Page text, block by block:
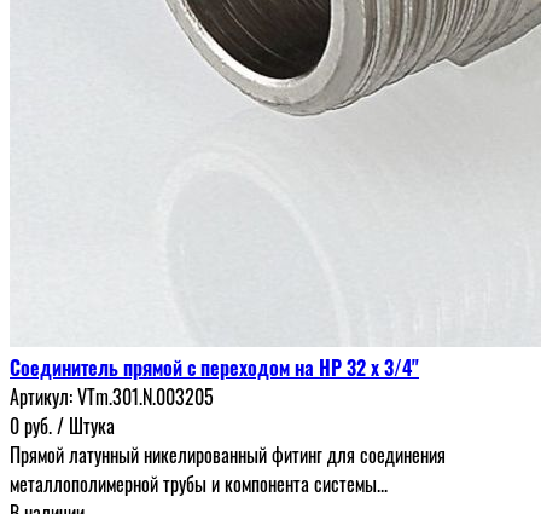
Соединитель прямой с переходом на НР 32 х 3/4"
Артикул:VTm.301.N.003205
0руб./ Штука
Прямой латунный никелированный фитинг для соединения
металлополимерной трубы и компонента системы...